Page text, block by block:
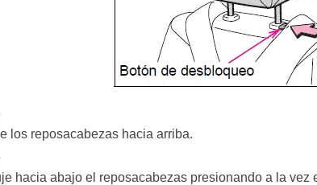
los reposacabezas hacia arriba.
hacia abajo el reposacabezas presionando a la vez